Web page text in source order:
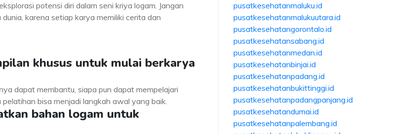
potensi diri dalam seni kriya logam. Jangan
karena setiap karya memiliki cerita dan
khusus untuk mulai berkarya
dapat membantu, siapa pun dapat mempelajari
bisa menjadi langkah awal yang baik.
bahan logam untuk
pusatkesehatanmaluku.id
pusatkesehatanmalukuutara.id
pusatkesehatangorontalo.id
pusatkesehatansabang.id
pusatkesehatanmedan.id
pusatkesehatanbinjai.id
pusatkesehatanpadang.id
pusatkesehatanbukittinggi.id
pusatkesehatanpadangpanjang.id
pusatkesehatandumai.id
pusatkesehatanpalembang.id